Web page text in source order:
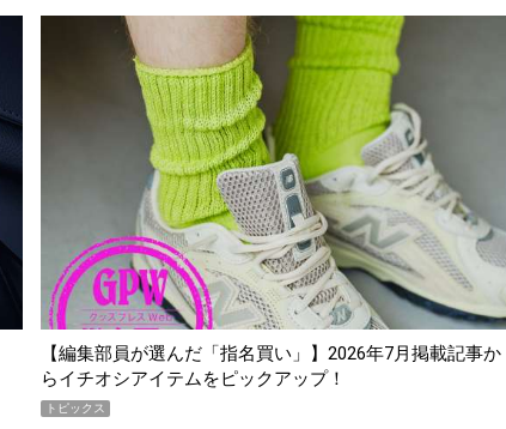
「買って損なし」の極上スマホ5選【GoodsPress 2026上半
期AWARD】
トピックス